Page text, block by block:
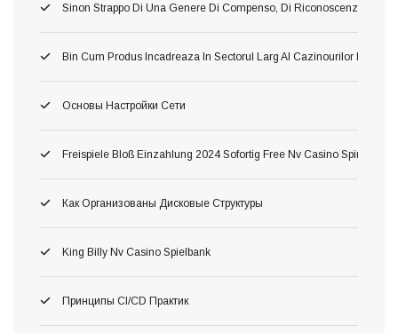
Sinon Strappo Di Una Genere Di Compenso, Di Riconoscenza A
Bin Cum Produs Incadreaza In Sectorul Larg Al Cazinourilor Dacă
Основы Настройки Сети
Freispiele Bloß Einzahlung 2024 Sofortig Free Nv Casino Spins
Как Организованы Дисковые Структуры
King Billy Nv Casino Spielbank
Принципы CI/CD Практик